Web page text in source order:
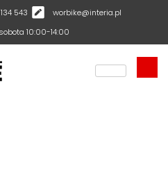
543
worbike@interia.pl
10:00-14:00